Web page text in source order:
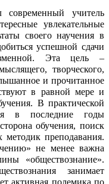
учитель
увлекательные
своего научения в
успешной сдачи
Эта цель –
творческого,
и прочитанное
в равной мере и
В практической
в последние годы
обучения, поиск
преподавания.
не менее важна
«обществознание».
занимает